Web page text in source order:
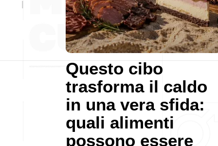
Questo cibo
trasforma il caldo
in una vera sfida:
quali alimenti
possono essere